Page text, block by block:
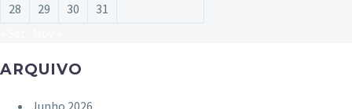
28
29 30
31
ARQUIVO